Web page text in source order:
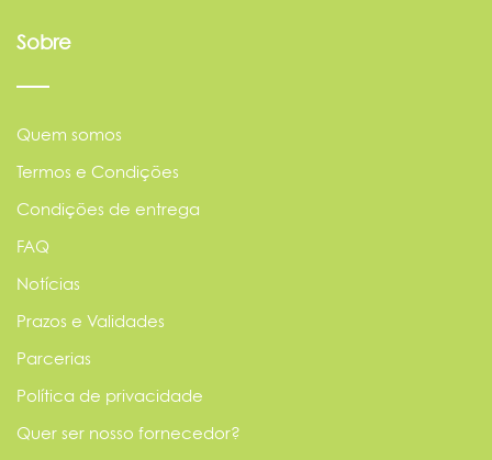
Sobre
Quem somos
Termos e Condições
Condições de entrega
FAQ
Notícias
Prazos e Validades
Parcerias
Política de privacidade
Quer ser nosso fornecedor?